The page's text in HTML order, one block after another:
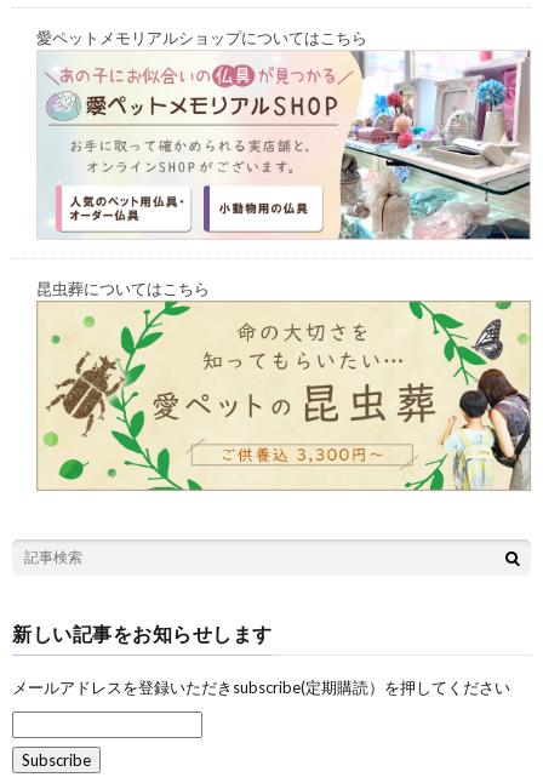
愛ペットメモリアルショップについてはこちら
昆虫葬についてはこちら
新しい記事をお知らせします
メールアドレスを登録いただきsubscribe(定期購読）を押してください